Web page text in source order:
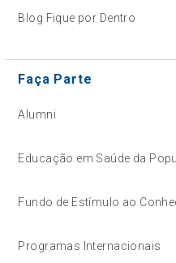
Blog Fique por Dentro
Faça Parte
Alumni
Educação em Saúde da
Fundo de Estímulo ao
Programas Internacionais